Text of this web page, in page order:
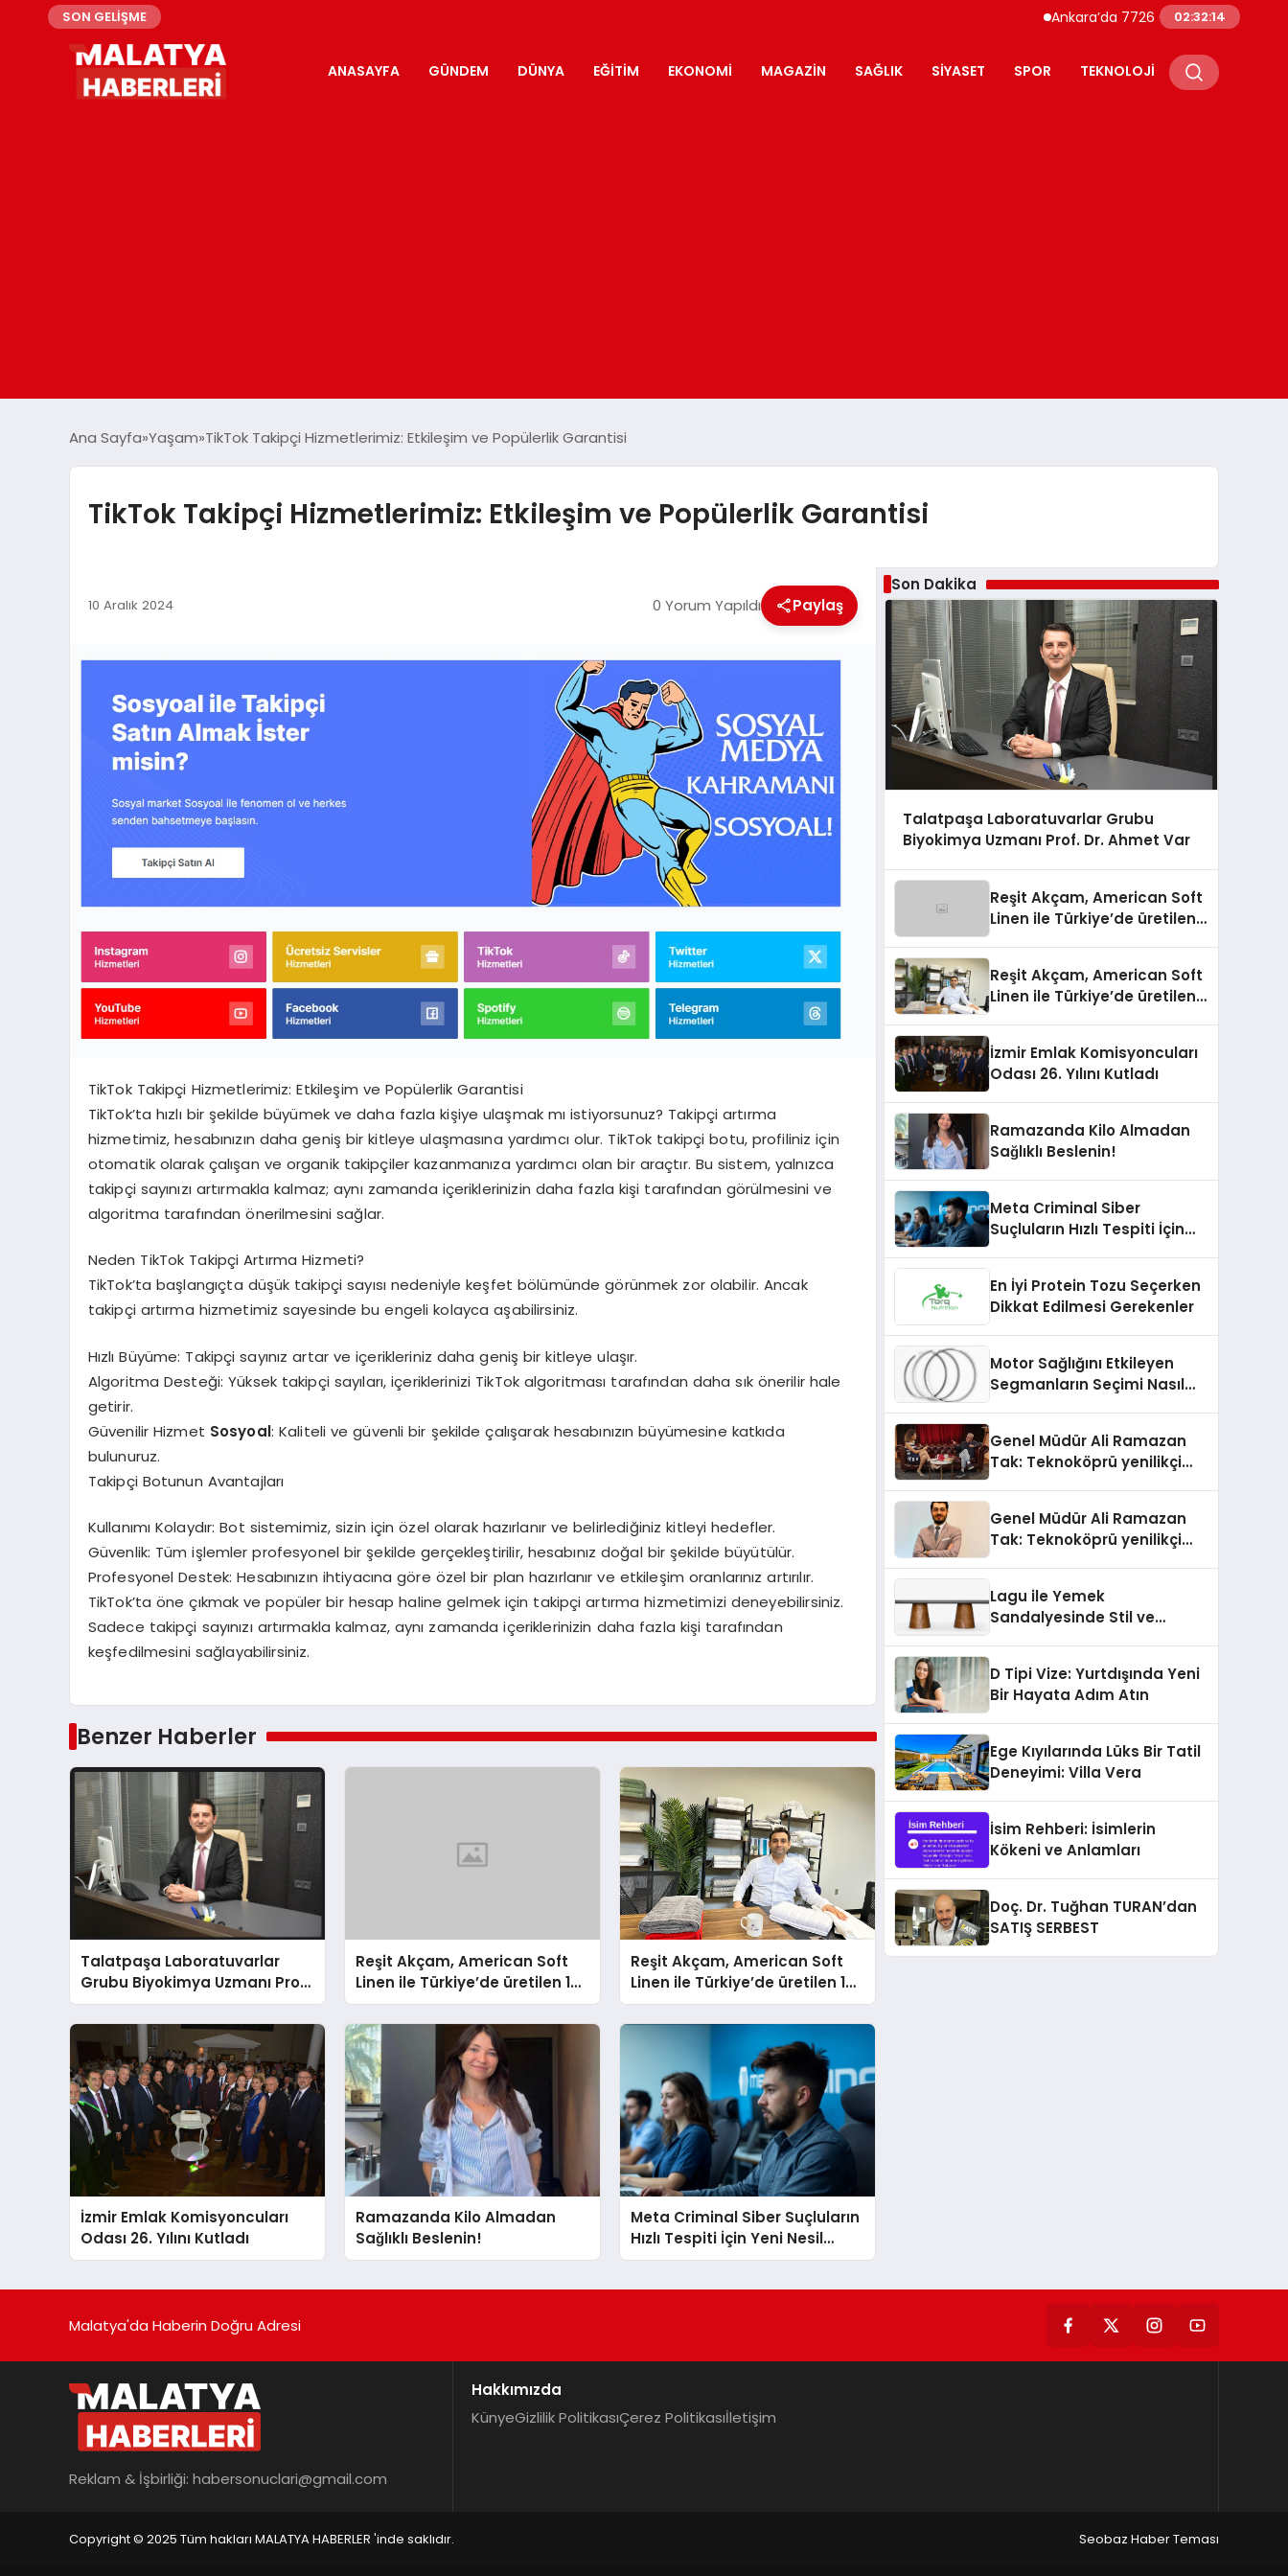
SON GELİŞME Ankara’da 7726 Genç Faizsiz Evlilik
02:32:15
ANASAYFA GÜNDEM DÜNYA EĞITIM EKONOMI MAGAZIN SAĞLIK SIYASET SPOR TEKNOLOJI
Ana Sayfa Yaşam TikTok Takipçi Hizmetlerimiz: Etkileşim ve Popülerlik Garantisi
TikTok Takipçi Hizmetlerimiz: Etkileşim ve Popülerlik Garantisi
10 Aralık 2024 0 Yorum Yapıldı Paylaş
TikTok Takipçi Hizmetlerimiz: Etkileşim ve Popülerlik Garantisi
TikTok’ta hızlı bir şekilde büyümek ve daha fazla kişiye ulaşmak mı istiyorsunuz? Takipçi artırma
hizmetimiz, hesabınızın daha geniş bir kitleye ulaşmasına yardımcı olur. TikTok takipçi botu, profiliniz için
otomatik olarak çalışan ve organik takipçiler kazanmanıza yardımcı olan bir araçtır. Bu sistem, yalnızca
takipçi sayınızı artırmakla kalmaz; aynı zamanda içeriklerinizin daha fazla kişi tarafından görülmesini ve
algoritma tarafından önerilmesini sağlar.
Neden TikTok Takipçi Artırma Hizmeti?
TikTok’ta başlangıçta düşük takipçi sayısı nedeniyle keşfet bölümünde görünmek zor olabilir. Ancak
takipçi artırma hizmetimiz sayesinde bu engeli kolayca aşabilirsiniz.
Hızlı Büyüme: Takipçi sayınız artar ve içerikleriniz daha geniş bir kitleye ulaşır.
Algoritma Desteği: Yüksek takipçi sayıları, içeriklerinizi TikTok algoritması tarafından daha sık önerilir hale
getirir.
Güvenilir Hizmet Sosyoal: Kaliteli ve güvenli bir şekilde çalışarak hesabınızın büyümesine katkıda
bulunuruz.
Takipçi Botunun Avantajları
Kullanımı Kolaydır: Bot sistemimiz, sizin için özel olarak hazırlanır ve belirlediğiniz kitleyi hedefler.
Güvenlik: Tüm işlemler profesyonel bir şekilde gerçekleştirilir, hesabınız doğal bir şekilde büyütülür.
Profesyonel Destek: Hesabınızın ihtiyacına göre özel bir plan hazırlanır ve etkileşim oranlarınız artırılır.
TikTok’ta öne çıkmak ve popüler bir hesap haline gelmek için takipçi artırma hizmetimizi deneyebilirsiniz.
Sadece takipçi sayınızı artırmakla kalmaz, aynı zamanda içeriklerinizin daha fazla kişi tarafından
keşfedilmesini sağlayabilirsiniz.
Benzer Haberler
Talatpaşa Laboratuvarlar
Grubu Biyokimya Uzmanı Prof.
Dr. Ahmet Var
Reşit Akçam, American Soft
Linen ile Türkiye’de üretilen 10
milyon havluyu her yıl
Amerikalı tüketicilerle
buluşturuyor
Reşit Akçam, American Soft
Linen ile Türkiye’de üretilen 10
milyon havluyu her yıl
Amerikalı tüketicilerle
İzmir Emlak Komisyoncuları
Odası 26. Yılını Kutladı
Ramazanda Kilo Almadan
Sağlıklı Beslenin!
Meta Criminal Siber Suçluların
Hızlı Tespiti İçin Yeni Nesil
Yöntemler Kullanıyor
Son Dakika
Talatpaşa Laboratuvarlar Grubu
Biyokimya Uzmanı Prof. Dr. Ahmet Var
Reşit Akçam, American Soft
Linen ile Türkiye’de üretilen
buluşturuyor
Reşit Akçam, American Soft
Linen ile Türkiye’de üretilen
buluşturuyor
İzmir Emlak Komisyoncuları
Odası 26. Yılını Kutladı
Ramazanda Kilo Almadan
Sağlıklı Beslenin!
Meta Criminal Siber
Suçluların Hızlı Tespiti İçin
En İyi Protein Tozu Seçerken
Dikkat Edilmesi Gerekenler
Motor Sağlığını Etkileyen
Segmanların Seçimi Nasıl
Genel Müdür Ali Ramazan
Tak: Teknoköprü yenilikçi
Genel Müdür Ali Ramazan
Tak: Teknoköprü yenilikçi
Lagu ile Yemek
Sandalyesinde Stil ve
D Tipi Vize: Yurtdışında Yeni
Bir Hayata Adım Atın
Ege Kıyılarında Lüks Bir Tatil
Deneyimi: Villa Vera
İsim Rehberi: İsimlerin
Kökeni ve Anlamları
Doç. Dr. Tuğhan TURAN’dan
SATIŞ SERBEST
Malatya'da Haberin Doğru Adresi
Reklam & İşbirliği: habersonuclari@gmail.com
Hakkımızda
KünyeGizlilik PolitikasıÇerez Politikasıİletişim
Copyright © 2025 Tüm hakları MALATYA HABERLER 'inde saklıdır. Seobaz Haber Teması